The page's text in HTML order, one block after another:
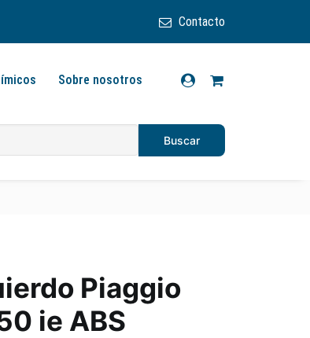
Contacto
Sobre nosotros
Piaggio
ie ABS